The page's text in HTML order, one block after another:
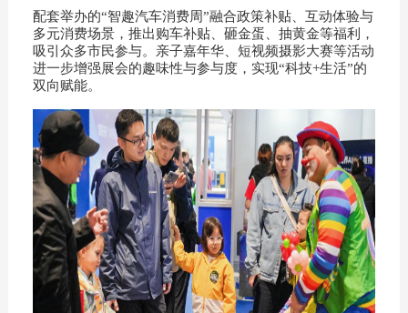
配套举办的“智趣汽车消费周”融合政策补贴、互动体验与
多元消费场景，推出购车补贴、砸金蛋、抽黄金等福利，
吸引众多市民参与。亲子嘉年华、短视频摄影大赛等活动
进一步增强展会的趣味性与参与度，实现“科技+生活”的
双向赋能。